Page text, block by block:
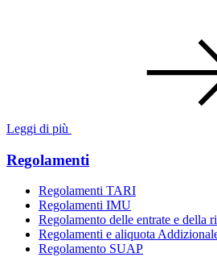
Leggi di più
Regolamenti
Regolamenti TARI
Regolamenti IMU
Regolamento delle entrate e della
Regolamenti e aliquota
Regolamento SUAP